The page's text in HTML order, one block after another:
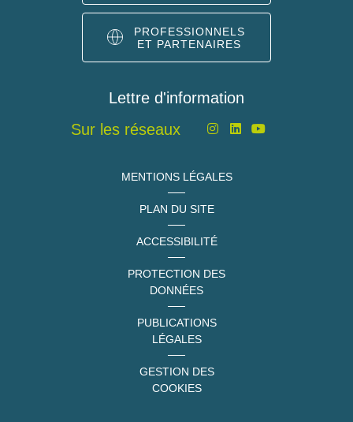
PROFESSIONNELS
ET PARTENAIRES
Lettre d'information
Sur les réseaux
MENTIONS LÉGALES
PLAN DU SITE
ACCESSIBILITÉ
PROTECTION DES
DONNÉES
PUBLICATIONS
LÉGALES
GESTION DES
COOKIES